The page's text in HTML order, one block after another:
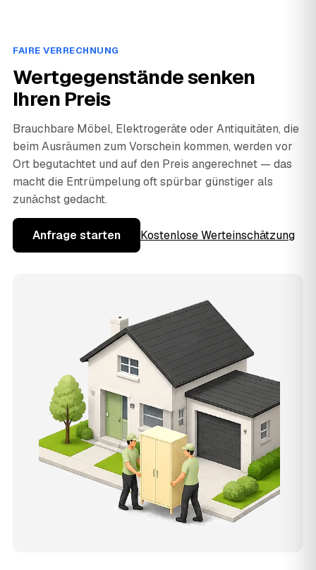
FAIRE VERRECHNUNG
Wertgegenstände senken
Ihren Preis
Brauchbare Möbel, Elektrogeräte oder Antiquitäten, die
beim Ausräumen zum Vorschein kommen, werden vor
Ort begutachtet und auf den Preis angerechnet — das
macht die Entrümpelung oft spürbar günstiger als
zunächst gedacht.
Anfrage starten Kostenlose Werteinschätzung